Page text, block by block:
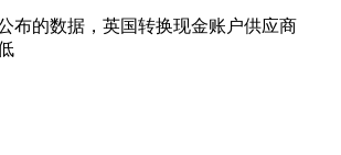
布的数据，英国转换现金账户供应商